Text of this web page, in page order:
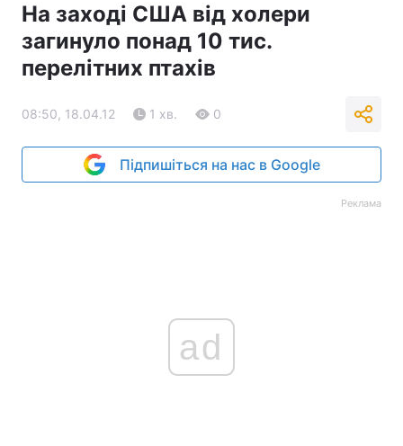
На заході США від холери
загинуло понад 10 тис.
перелітних птахів
08:50, 18.04.12 1 хв. 0
Підпишіться на нас в Google
Реклама
ad